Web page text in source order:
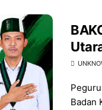
Badan